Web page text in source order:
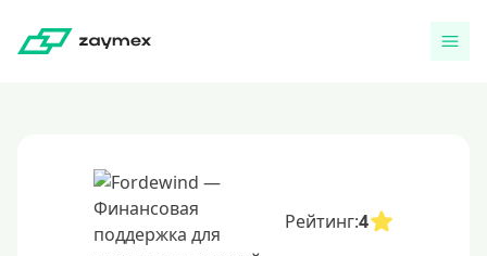
Рейтинг:4